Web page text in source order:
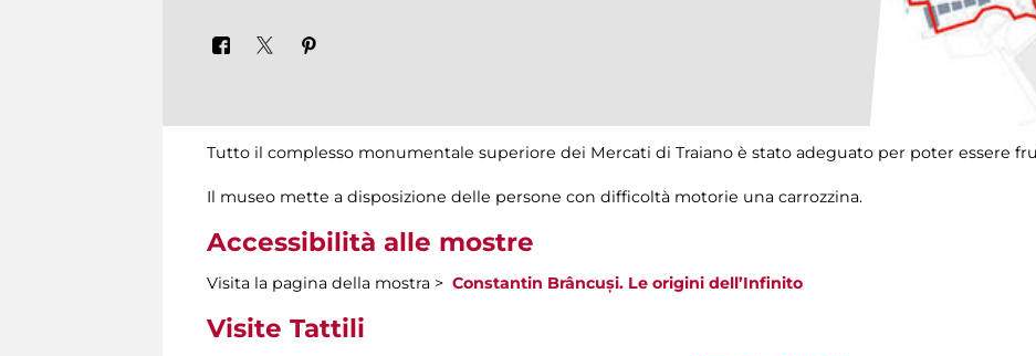
Tutto il complesso monumentale superiore dei Mercati di Traiano è stato adeguato per poter essere
Il museo mette a disposizione delle persone con difficoltà motorie una carrozzina.
Accessibilità alle mostre
Visita la pagina della mostra > Constantin Brâncuși. Le origini dell’Infinito
Visite Tattili